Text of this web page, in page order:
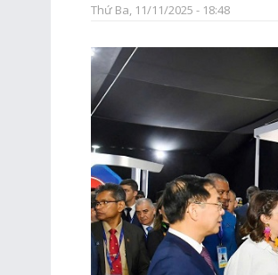
Thứ Ba, 11/11/2025 - 18:48